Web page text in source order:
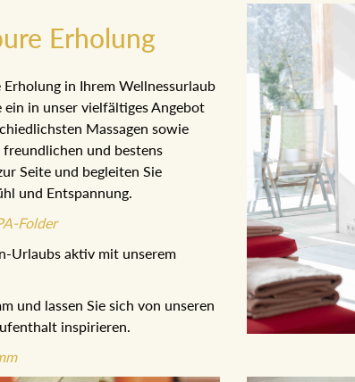
Erholung
in Ihrem Wellnessurlaub
ein in unser vielfältiges Angebot
Massagen sowie
und bestens
Seite und begleiten Sie
und Entspannung.
Folder
Urlaubs aktiv mit unserem
und lassen Sie sich von unseren
inspirieren.